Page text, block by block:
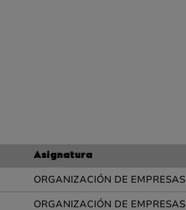
Asignatura
ORGANIZACIÓN DE EMPRESAS
ORGANIZACIÓN DE EMPRESAS